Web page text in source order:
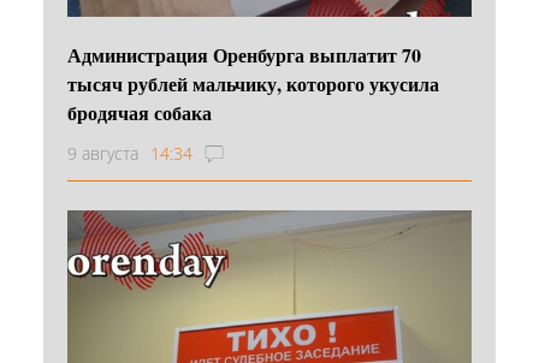
Администрация Оренбурга выплатит 70
тысяч рублей мальчику, которого укусила
бродячая собака
9 августа 14:34